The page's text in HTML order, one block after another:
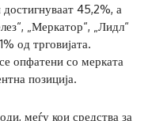
достигнуваат 45,2%, а
„Меркатор“, „Лидл“
од трговијата.
опфатени со мерката
позиција.
меѓу кои средства за